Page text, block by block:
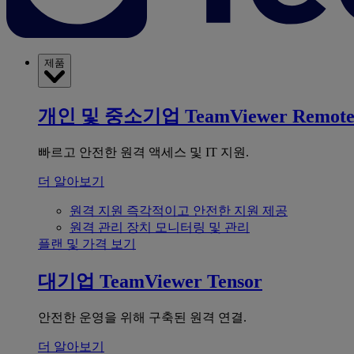
제품
개인 및 중소기업 TeamViewer Remote
빠르고 안전한 원격 액세스 및 IT 지원.
더 알아보기
원격 지원 즉각적이고 안전한 지원 제공
원격 관리 장치 모니터링 및 관리
플랜 및 가격 보기
대기업 TeamViewer Tensor
안전한 운영을 위해 구축된 원격 연결.
더 알아보기